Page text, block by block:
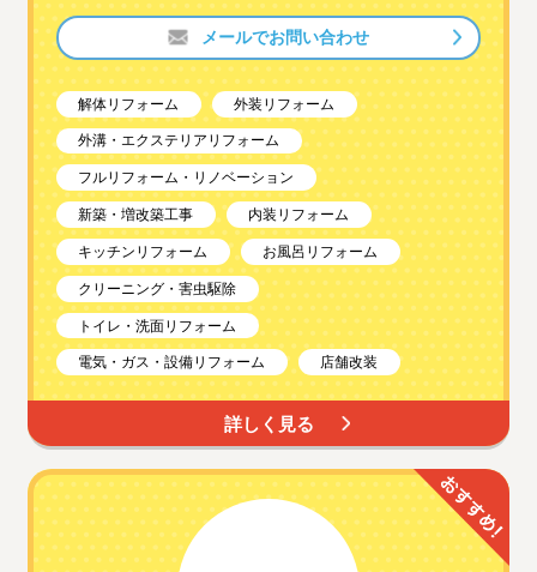
メールでお問い合わせ
解体リフォーム 外装リフォーム
外溝・エクステリアリフォーム
フルリフォーム・リノベーション
新築・増改築工事 内装リフォーム
キッチンリフォーム お風呂リフォーム
クリーニング・害虫駆除
トイレ・洗面リフォーム
電気・ガス・設備リフォーム 店舗改装
詳しく見る